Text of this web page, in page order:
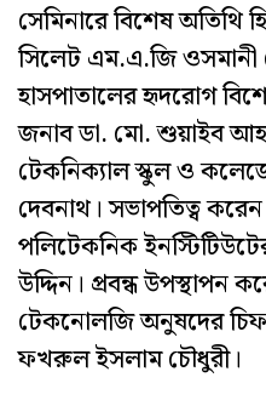
সেমিনারে বিশেষ অতিথি
সিলেট এম.এ.জি
হাসপাতালের হৃদরোগ
জনাব ডা. মো. শুয়াইব
টেকনিক্যাল স্কুল ও
দেবনাথ। সভাপতিত্ব
পলিটেকনিক
উদ্দিন। প্রবন্ধ উপস্থাপন
টেকনোলজি অনুষদের চিফ
ফখরুল ইসলাম চৌধুরী।